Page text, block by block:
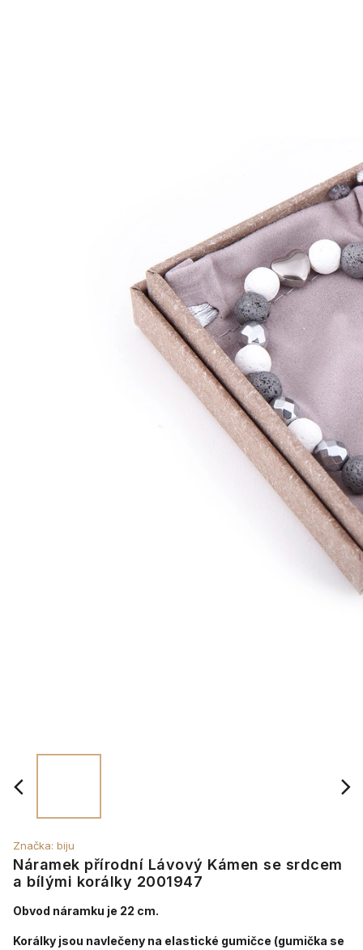
Náramek přírodní Lávový Kámen se srdcem
a bílými korálky 2001947
Značka: biju
Obvod náramku je 22 cm.
Korálky jsou navlečeny na elastické gumičce (gumička se